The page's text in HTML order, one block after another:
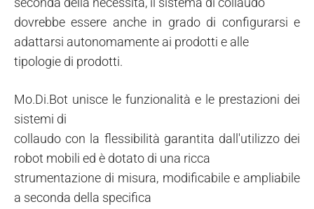
dovrebbe essere anche in grado di configurarsi e
adattarsi autonomamente ai prodotti e alle
tipologie di prodotti.
Mo.Di.Bot unisce le funzionalità e le prestazioni dei
sistemi di
collaudo con la flessibilità garantita dall'utilizzo dei
robot mobili ed è dotato di una ricca
strumentazione di misura, modificabile e ampliabile
a seconda della specifica